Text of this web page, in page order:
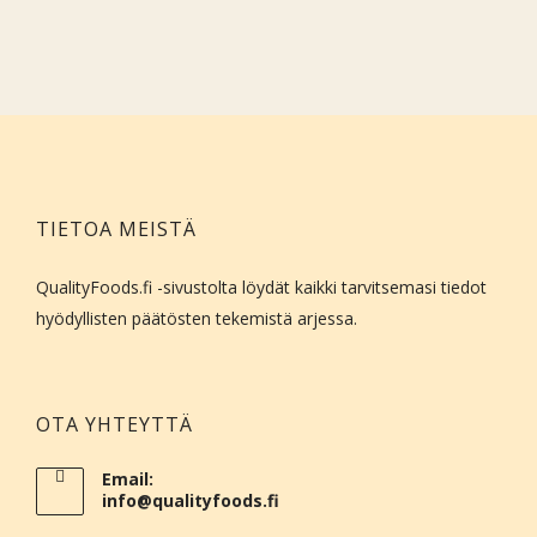
TIETOA MEISTÄ
QualityFoods.fi -sivustolta löydät kaikki tarvitsemasi tiedot
hyödyllisten päätösten tekemistä arjessa.
OTA YHTEYTTÄ
Email:
info@qualityfoods.fi